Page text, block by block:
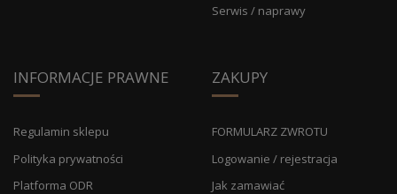
Serwis / naprawy
INFORMACJE PRAWNE
Regulamin sklepu
Polityka prywatności
Platforma ODR
ZAKUPY
FORMULARZ ZWROTU
Logowanie / rejestracja
Jak zamawiać